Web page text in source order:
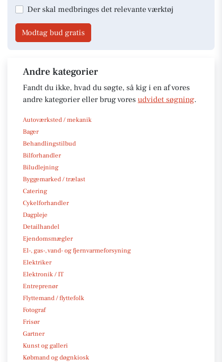
Der skal medbringes det relevante værktøj
Modtag bud gratis
Andre kategorier
Fandt du ikke, hvad du søgte, så kig i en af vores
andre kategorier eller brug vores udvidet søgning.
Autoværksted / mekanik
Bager
Behandlingstilbud
Bilforhandler
Biludlejning
Byggemarked / trælast
Catering
Cykelforhandler
Dagpleje
Detailhandel
Ejendomsmægler
El-, gas-, vand- og fjernvarmeforsyning
Elektriker
Elektronik / IT
Entreprenør
Flyttemand / flyttefolk
Fotograf
Frisør
Gartner
Kunst og galleri
Købmand og døgnkiosk